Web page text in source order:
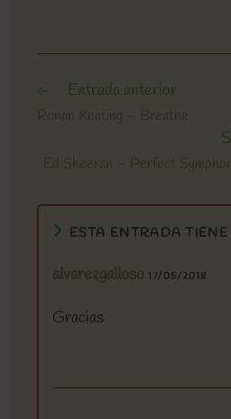
Leer
más
artículos
Entrada anterior
Ronan Keating – Breathe
Ed Sheeran – Perfect
ESTA ENTRADA
alvarezgalloso 17/05/2018
Gracias